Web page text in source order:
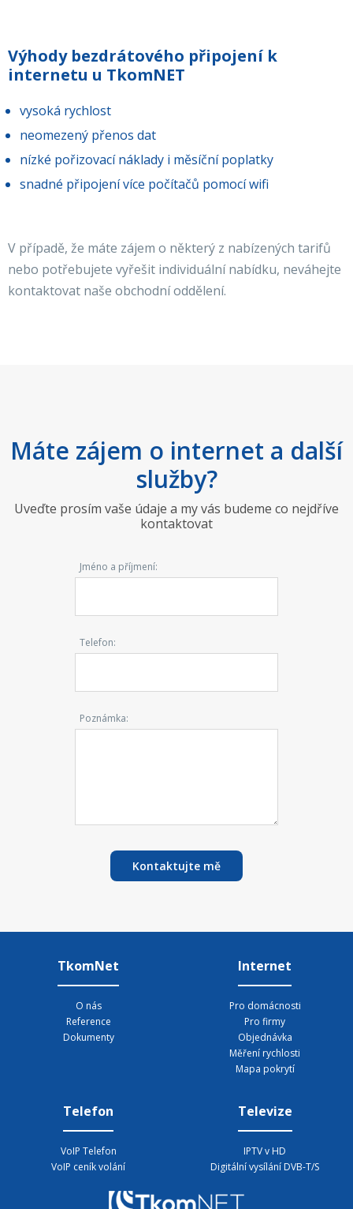
Výhody bezdrátového připojení k
internetu u TkomNET
vysoká rychlost
neomezený přenos dat
nízké pořizovací náklady i měsíční poplatky
snadné připojení více počítačů pomocí wifi
V případě, že máte zájem o některý z nabízených tarifů
nebo potřebujete vyřešit individuální nabídku, neváhejte
kontaktovat naše obchodní oddělení.
Máte zájem o internet a další
služby?
Uveďte prosím vaše údaje a my vás budeme co nejdříve
kontaktovat
Jméno a příjmení:
Telefon:
Poznámka:
Kontaktujte mě
TkomNet
O nás
Reference
Dokumenty
Internet
Pro domácnosti
Pro firmy
Objednávka
Měření rychlosti
Mapa pokrytí
Telefon
VoIP Telefon
VoIP ceník volání
Televize
IPTV v HD
Digitální vysílání DVB-T/S